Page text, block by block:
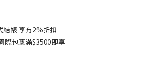
結帳 享有2%折扣
際包裹滿$3500即享